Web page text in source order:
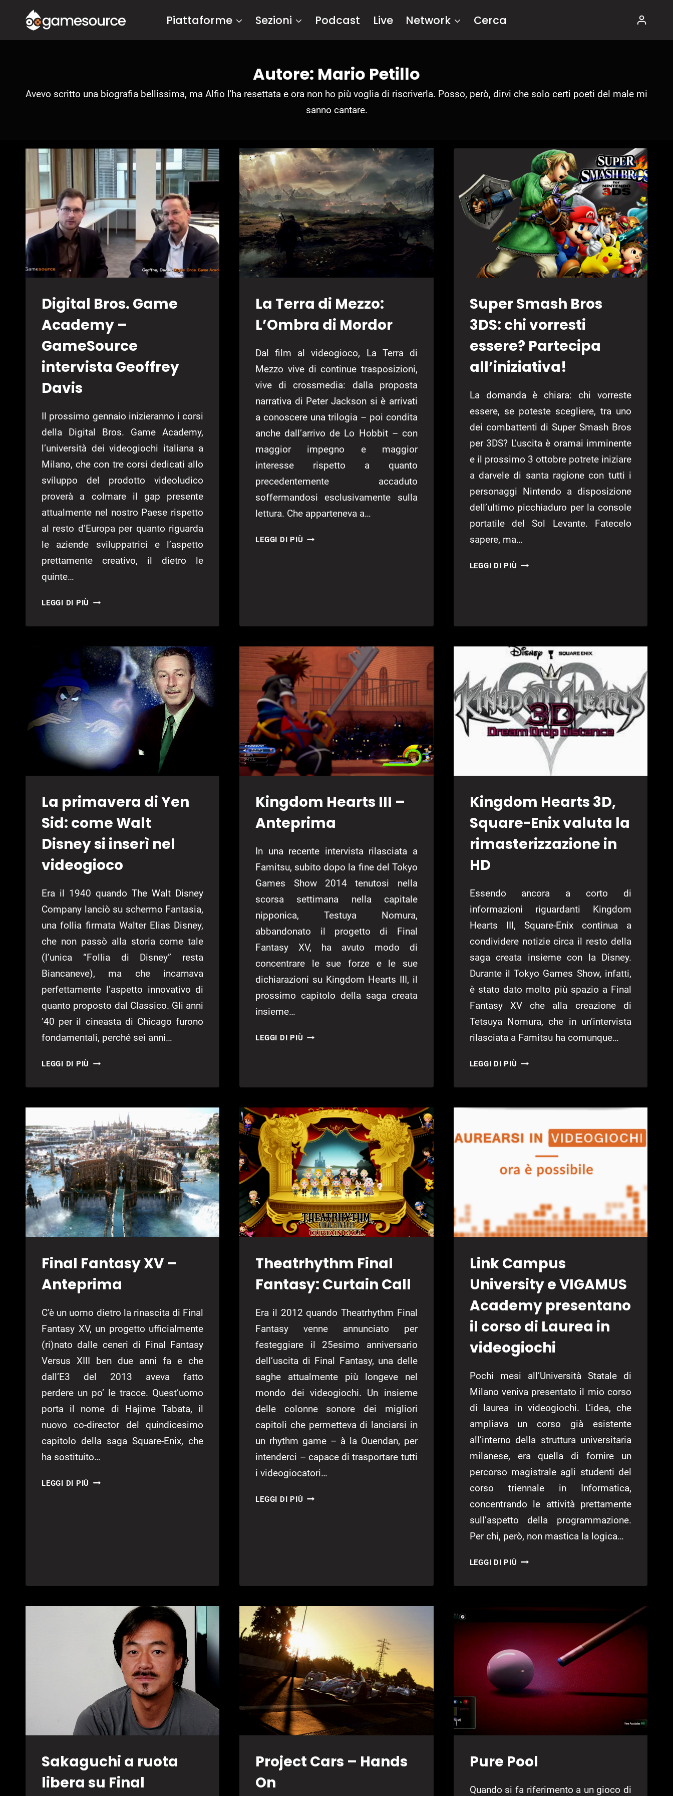
contenuto
Piattaforme Sezioni Podcast Live Network Cerca
Autore: Mario Petillo
Avevo scritto una biografia bellissima, ma Alfio l'ha resettata e ora non ho più voglia di riscriverla. Posso, però, dirvi che solo certi poeti del male mi
sanno cantare.
Digital Bros. Game
Academy –
GameSource
intervista Geoffrey
Davis
Il prossimo gennaio inizieranno i corsi
della Digital Bros. Game Academy,
l’università dei videogiochi italiana a
Milano, che con tre corsi dedicati allo
sviluppo del prodotto videoludico
proverà a colmare il gap presente
attualmente nel nostro Paese rispetto
al resto d’Europa per quanto riguarda
le aziende sviluppatrici e l’aspetto
prettamente creativo, il dietro le
quinte…
LEGGI DI PIÙ DIGITAL
GAME
–
GAMESOURCE
INTERVISTA
GEOFFREY
DAVIS
La Terra di Mezzo:
L’Ombra di Mordor
Dal film al videogioco, La Terra di
Mezzo vive di continue trasposizioni,
vive di crossmedia: dalla proposta
narrativa di Peter Jackson si è arrivati
a conoscere una trilogia – poi condita
anche dall’arrivo de Lo Hobbit – con
maggior impegno e maggior
interesse rispetto a quanto
precedentemente accaduto
soffermandosi esclusivamente sulla
lettura. Che apparteneva a…
LEGGI DI PIÙ LA
Super Smash Bros
3DS: chi vorresti
essere? Partecipa
all’iniziativa!
La domanda è chiara: chi vorreste
essere, se poteste scegliere, tra uno
dei combattenti di Super Smash Bros
per 3DS? L’uscita è oramai imminente
e il prossimo 3 ottobre potrete iniziare
a darvele di santa ragione con tutti i
personaggi Nintendo a disposizione
dell’ultimo picchiaduro per la console
portatile del Sol Levante. Fatecelo
sapere, ma…
LEGGI DI PIÙ SUPER
VORRESTI
PARTECIPA
ALL’INIZIATIVA!
La primavera di Yen
Sid: come Walt
Disney si inserì nel
videogioco
Era il 1940 quando The Walt Disney
Company lanciò su schermo Fantasia,
una follia firmata Walter Elias Disney,
che non passò alla storia come tale
(l’unica “Follia di Disney” resta
Biancaneve), ma che incarnava
perfettamente l’aspetto innovativo di
quanto proposto dal Classico. Gli anni
’40 per il cineasta di Chicago furono
fondamentali, perché sei anni…
LEGGI DI PIÙ LA
DI
COME
WALT
DISNEY
SI
INSERÌ
NEL
VIDEOGIOCO
Kingdom Hearts III –
Anteprima
In una recente intervista rilasciata a
Famitsu, subito dopo la fine del Tokyo
Games Show 2014 tenutosi nella
scorsa settimana nella capitale
nipponica, Testuya Nomura,
abbandonato il progetto di Final
Fantasy XV, ha avuto modo di
concentrare le sue forze e le sue
dichiarazioni su Kingdom Hearts III, il
prossimo capitolo della saga creata
insieme…
LEGGI DI PIÙ KINGDOM
ANTEPRIMA
Kingdom Hearts 3D,
Square-Enix valuta la
rimasterizzazione in
HD
Essendo ancora a corto di
informazioni riguardanti Kingdom
Hearts III, Square-Enix continua a
condividere notizie circa il resto della
saga creata insieme con la Disney.
Durante il Tokyo Games Show, infatti,
è stato dato molto più spazio a Final
Fantasy XV che alla creazione di
Tetsuya Nomura, che in un’intervista
rilasciata a Famitsu ha comunque…
LEGGI DI PIÙ KINGDOM
3D,
ENIX
LA
RIMASTERIZZAZIONE
HD
Final Fantasy XV –
Anteprima
C’è un uomo dietro la rinascita di Final
Fantasy XV, un progetto ufficialmente
(ri)nato dalle ceneri di Final Fantasy
Versus XIII ben due anni fa e che
dall’E3 del 2013 aveva fatto
perdere un po’ le tracce. Quest’uomo
porta il nome di Hajime Tabata, il
nuovo co-director del quindicesimo
capitolo della saga Square-Enix, che
ha sostituito…
LEGGI DI PIÙ FINAL
Theatrhythm Final
Fantasy: Curtain Call
Era il 2012 quando Theatrhythm Final
Fantasy venne annunciato per
festeggiare il 25esimo anniversario
dell’uscita di Final Fantasy, una delle
saghe attualmente più longeve nel
mondo dei videogiochi. Un insieme
delle colonne sonore dei migliori
capitoli che permetteva di lanciarsi in
un rhythm game – à la Ouendan, per
intenderci – capace di trasportare tutti
i videogiocatori…
LEGGI DI PIÙ THEATRHYTHM
Link Campus
University e VIGAMUS
Academy presentano
il corso di Laurea in
videogiochi
Pochi mesi all’Università Statale di
Milano veniva presentato il mio corso
di laurea in videogiochi. L’idea, che
ampliava un corso già esistente
all’interno della struttura universitaria
milanese, era quella di fornire un
percorso magistrale agli studenti del
corso triennale in Informatica,
concentrando le attività prettamente
sull’aspetto della programmazione.
Per chi, però, non mastica la logica…
LEGGI DI PIÙ LINK
UNIVERSITY
VIGAMUS
ACADEMY
IL
CORSO
DI
LAUREA
IN
Sakaguchi a ruota
libera su Final
Project Cars – Hands
On
Pure Pool
Quando si fa riferimento a un gioco di